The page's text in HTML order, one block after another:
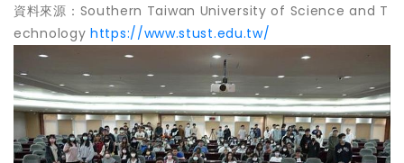
資料來源：Southern Taiwan University of Science and T
echnology https://www.stust.edu.tw/